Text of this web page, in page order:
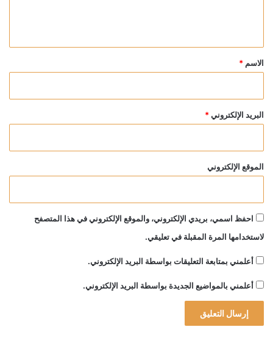
*
الاسم *
البريد الإلكتروني *
الموقع الإلكتروني
احفظ اسمي، بريدي الإلكتروني، والموقع الإلكتروني في هذا المتصفح
لاستخدامها المرة المقبلة في تعليقي.
أعلمني بمتابعة التعليقات بواسطة البريد الإلكتروني.
أعلمني بالمواضيع الجديدة بواسطة البريد الإلكتروني.